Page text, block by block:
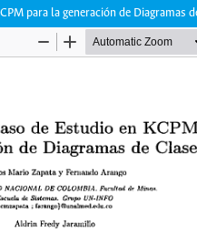
para la generación de Diagramas